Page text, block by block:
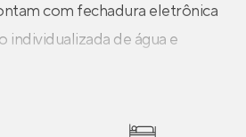
com fechadura eletrônica
individualizada de água e
condicionado e mais!